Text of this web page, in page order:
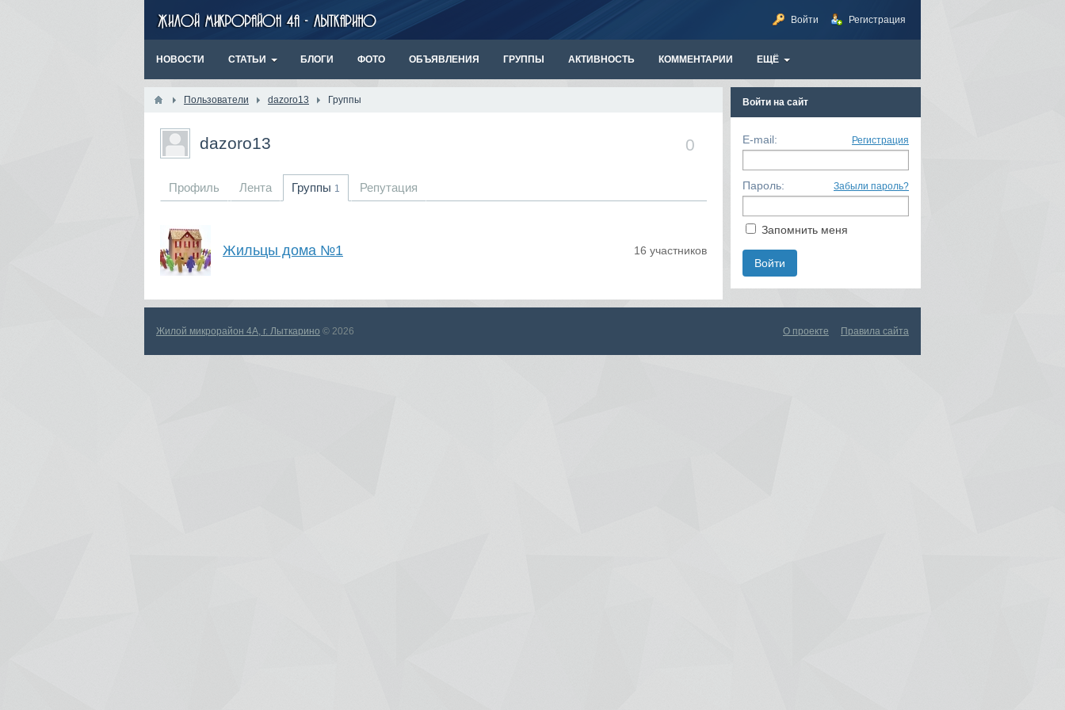
Войти Регистрация
НОВОСТИ СТАТЬИ БЛОГИ ФОТО ОБЪЯВЛЕНИЯ ГРУППЫ АКТИВНОСТЬ КОММЕНТАРИИ ЕЩЁ
Пользователи dazoro13 Группы
0
dazoro13
Профиль Лента Группы 1 Репутация
Жильцы дома №1 16 участников
Войти на сайт
E-mail: Регистрация
Пароль: Забыли пароль?
Запомнить меня
Жилой микрорайон 4А, г. Лыткарино © 2026 О проекте Правила сайта